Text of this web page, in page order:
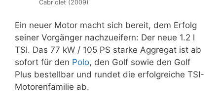
Cabriolet (2009)
Ein neuer Motor macht sich bereit, dem Erfolg
seiner Vorgänger nachzueifern: Der neue 1.2 l
TSI. Das 77 kW / 105 PS starke Aggregat ist ab
sofort für den Polo, den Golf sowie den Golf
Plus bestellbar und rundet die erfolgreiche TSI-
Motorenfamilie ab.